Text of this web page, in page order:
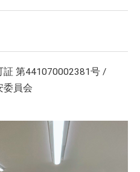
証 第441070002381号 /
委員会